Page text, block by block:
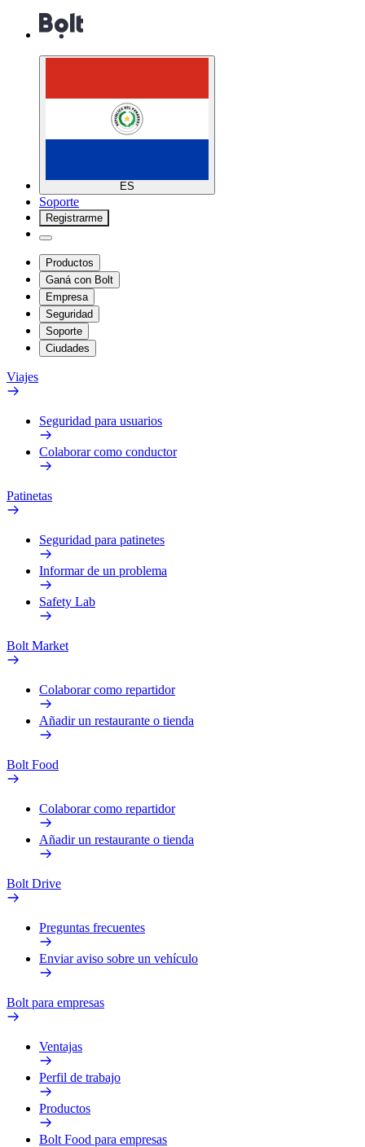
ES
Soporte
Registrarme
Productos
Ganá con Bolt
Empresa
Seguridad
Soporte
Ciudades
Viajes
Seguridad para usuarios
Colaborar como conductor
Patinetas
Seguridad para patinetes
Informar de un problema
Safety Lab
Bolt Market
Colaborar como repartidor
Añadir un restaurante o tienda
Bolt Food
Colaborar como repartidor
Añadir un restaurante o tienda
Bolt Drive
Preguntas frecuentes
Enviar aviso sobre un vehículo
Bolt para empresas
Ventajas
Perfil de trabajo
Productos
Bolt Food para empresas